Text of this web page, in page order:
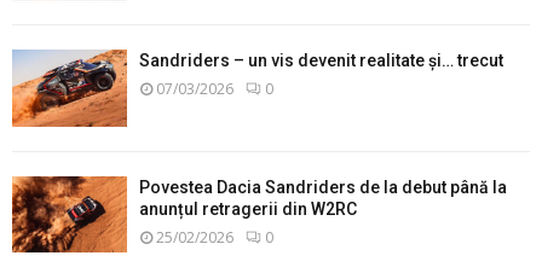
Sandriders – un vis devenit realitate și… trecut
07/03/2026 0
Povestea Dacia Sandriders de la debut până la
anunțul retragerii din W2RC
25/02/2026 0